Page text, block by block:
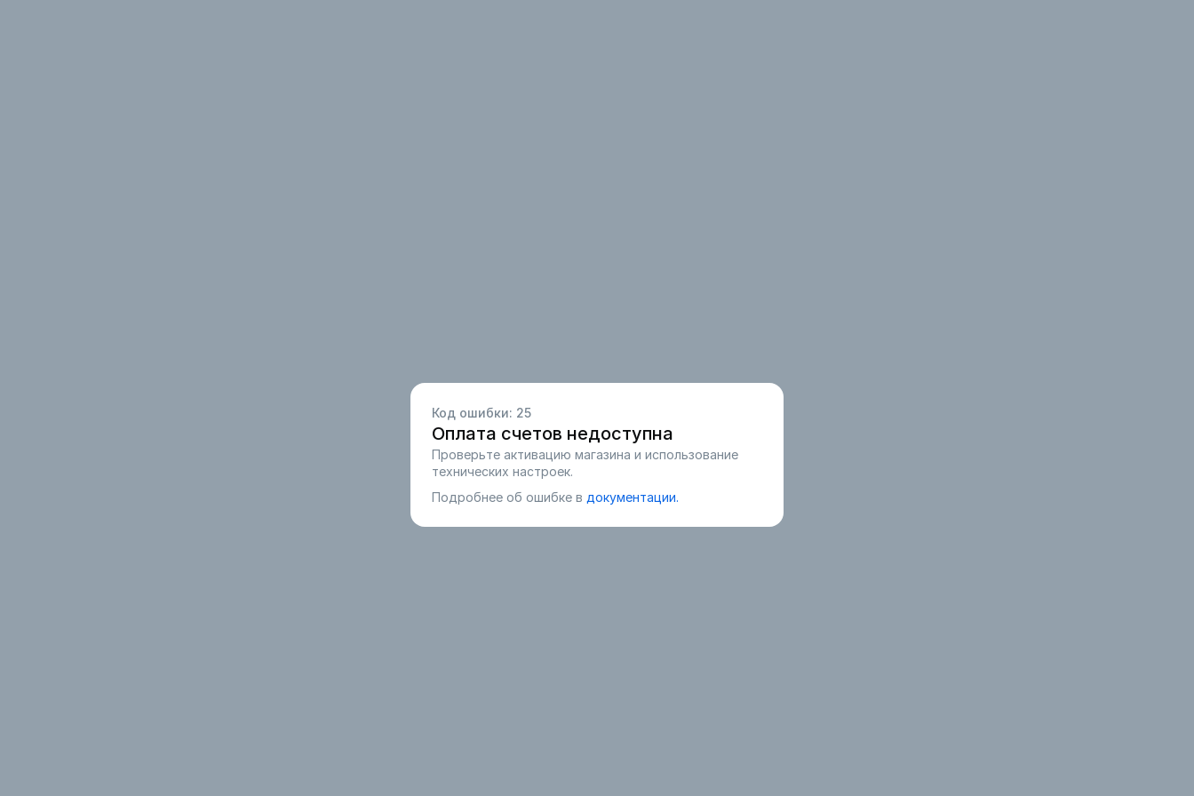
Код ошибки: 25
Оплата счетов недоступна
Проверьте активацию магазина и использование
технических настроек.
Подробнее об ошибке в документации.